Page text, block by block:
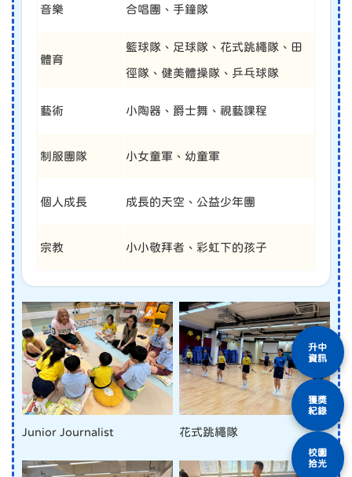
音樂 合唱團、手鐘隊
體育
籃球隊、足球隊、花式跳繩隊、田
徑隊、健美體操隊、乒乓球隊
藝術 小陶器、爵士舞、視藝課程
制服團隊 小女童軍、幼童軍
個人成長 成長的天空、公益少年團
宗教 小小敬拜者、彩虹下的孩子
Junior Journalist 花式跳繩隊
升中
資訊
獲獎
紀錄
校園
拾光